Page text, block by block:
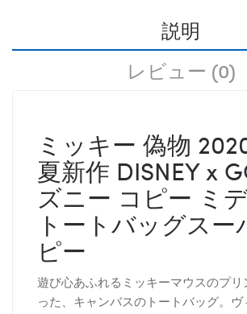
説明
レビュー (0)
ミッキー 偽物
夏新作 DISNEY x
ズニー コピー ミ
トートバッグスー
ピー
遊び心あふれるミッキーマウスのプリ
った、キャンバスのトートバッグ。